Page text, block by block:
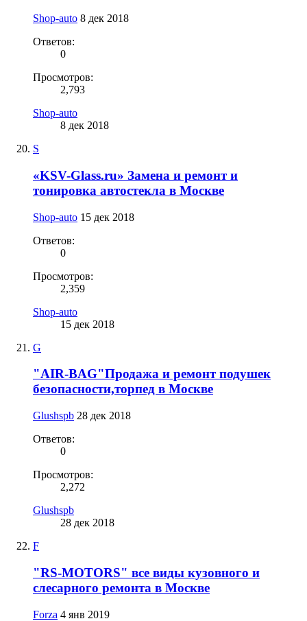
Shop-auto 8 дек 2018
Ответов:
0
Просмотров:
2,793
Shop-auto
8 дек 2018
S
«KSV-Glass.ru» Замена и ремонт и
тонировка автостекла в Москве
Shop-auto 15 дек 2018
Ответов:
0
Просмотров:
2,359
Shop-auto
15 дек 2018
G
"AIR-BAG"Продажа и ремонт подушек
безопасности,торпед в Москве
Glushspb 28 дек 2018
Ответов:
0
Просмотров:
2,272
Glushspb
28 дек 2018
F
"RS-MOTORS" все виды кузовного и
слесарного ремонта в Москве
Forza 4 янв 2019